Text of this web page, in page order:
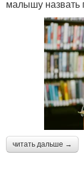
малышу назвать
читать дальше →